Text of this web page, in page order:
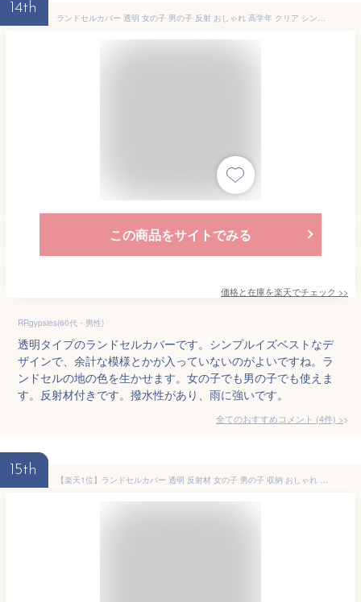
14th
ランドセルカバー 透明 女の子 男の子 反射 おしゃれ 高学年 クリア シンプル 光る 反射材付き ランドセル カバー 反射板 雨 撥水 かわいい 透明カバー 小学生 長持ち 白くならない ランカバー 防水 黒 赤 小学校 子供 入学
この商品をサイトでみる
価格と在庫を楽天でチェック >>
RRgypsies(60代・男性)
透明タイプのランドセルカバーです。シンプルイズベストなデ
ザインで、余計な模様とかが入っていないのがよいですね。ラ
ンドセルの地の色を生かせます。女の子でも男の子でも使えま
す。反射材付きです。撥水性があり、雨に強いです。
全てのおすすめコメント (4件) >
15th
【楽天1位】ランドセルカバー 透明 反射材 女の子 男の子 収納 おしゃれ 可愛い かっこいい 雨の日 光る 反射 クリア 白くならない 大きめ 撥水 防水 雨用 人気 ランキング シンプル こども L 一年生 入学祝 入学 入学準備 交通安全 防犯 ギフト プレゼント [★]